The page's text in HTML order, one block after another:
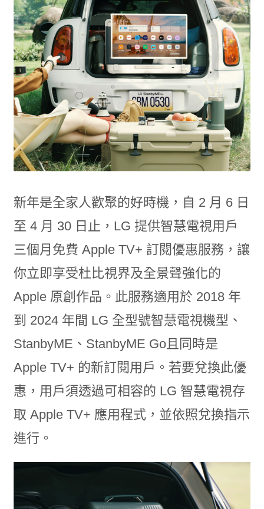
新年是全家人歡聚的好時機，自 2 月 6 日
至 4 月 30 日止，LG 提供智慧電視用戶
三個月免費 Apple TV+ 訂閱優惠服務，讓
你立即享受杜比視界及全景聲強化的
Apple 原創作品。此服務適用於 2018 年
到 2024 年間 LG 全型號智慧電視機型、
StanbyME、StanbyME Go且同時是
Apple TV+ 的新訂閱用戶。若要兌換此優
惠，用戶須透過可相容的 LG 智慧電視存
取 Apple TV+ 應用程式，並依照兌換指示
進行。